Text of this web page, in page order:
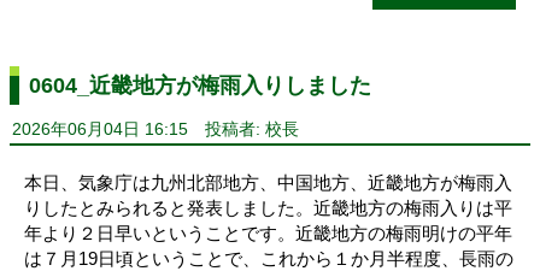
0604_近畿地方が梅雨入りしました
2026年06月04日 16:15 投稿者: 校長
本日、気象庁は九州北部地方、中国地方、近畿地方が梅雨入
りしたとみられると発表しました。近畿地方の梅雨入りは平
年より２日早いということです。近畿地方の梅雨明けの平年
は７月19日頃ということで、これから１か月半程度、長雨の